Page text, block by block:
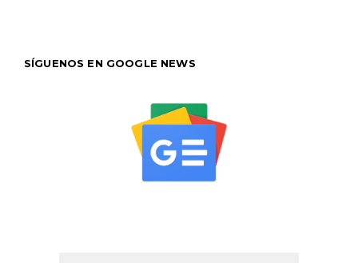
SÍGUENOS EN GOOGLE NEWS